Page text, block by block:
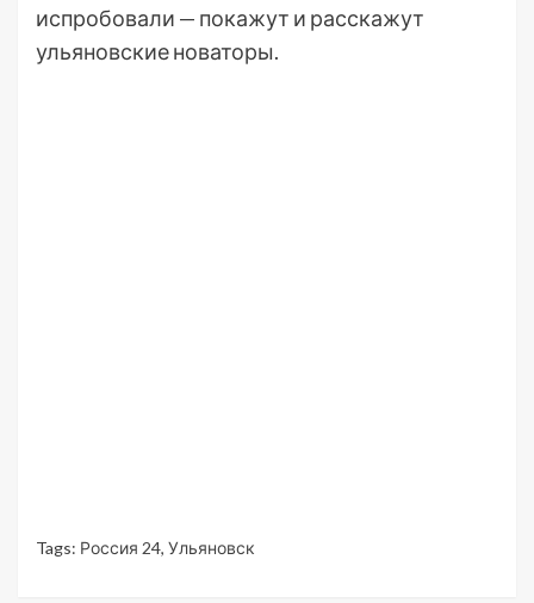
испробовали — покажут и расскажут
ульяновские новаторы.
Tags: Россия 24, Ульяновск